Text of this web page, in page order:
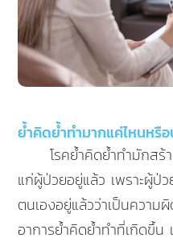
ย้ำคิดย้ำทำมากแค่ไหนหรื
โรคย้ำคิดย้ำทำมักส
แก่ผู้ป่วยอยู่แล้ว เพราะผู้ป่
ตนเองอยู่แล้วว่าเป็นความ
อาการย้ำคิดย้ำทำที่เกิดขึ้